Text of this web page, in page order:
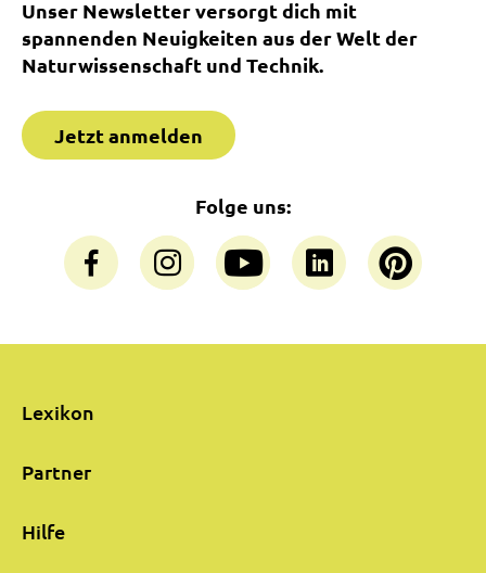
Unser Newsletter versorgt dich mit
spannenden Neuigkeiten aus der Welt der
Naturwissenschaft und Technik.
Jetzt anmelden
Folge uns:
Lexikon
Partner
Hilfe